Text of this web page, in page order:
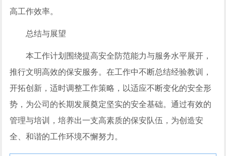
高工作效率。
总结与展望
本工作计划围绕提高安全防范能力与服务水平展开，
推行文明高效的保安服务。在工作中不断总结经验教训，
开拓创新，适时调整工作策略，以适应不断变化的安全形
势，为公司的长期发展奠定坚实的安全基础。通过有效的
管理与培训，培养出一支高素质的保安队伍，为创造安
全、和谐的工作环境不懈努力。